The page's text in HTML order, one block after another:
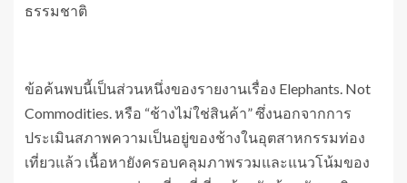
ธรรมชาติ
ข้อค้นพบนี้เป็นส่วนหนึ่งของรายงานเรื่อง Elephants. Not
Commodities. หรือ “ช้างไม่ใช่สินค้า” ซึ่งนอกจากการ
ประเมินสภาพความเป็นอยู่ของช้างในอุตสาหกรรมท่อง
เที่ยวแล้ว เนื้อหายังครอบคลุมภาพรวมและแนวโน้มของ